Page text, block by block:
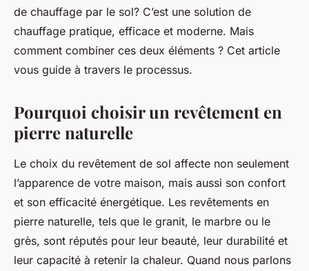
de chauffage par le sol? C’est une solution de
chauffage pratique, efficace et moderne. Mais
comment combiner ces deux éléments ? Cet article
vous guide à travers le processus.
Pourquoi choisir un revêtement en
pierre naturelle
Le choix du revêtement de sol affecte non seulement
l’apparence de votre maison, mais aussi son confort
et son efficacité énergétique. Les revêtements en
pierre naturelle, tels que le granit, le marbre ou le
grès, sont réputés pour leur beauté, leur durabilité et
leur capacité à retenir la chaleur. Quand nous parlons